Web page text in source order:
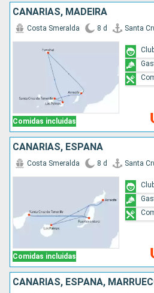
CANARIAS, MADEIRA
Comidas incluidas
Costa Smeralda 8 d Santa
CANARIAS, ESPAÑA
Comidas incluidas
Costa Smeralda 8 d Santa
CANARIAS, ESPAÑA,